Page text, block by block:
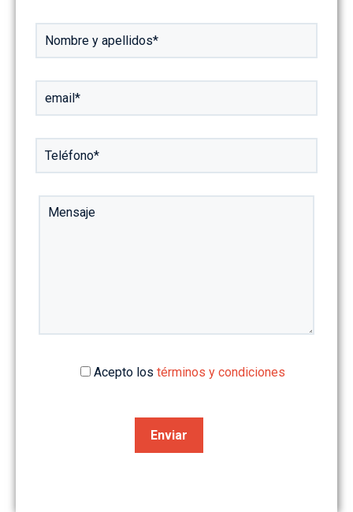
Acepto los términos y condiciones